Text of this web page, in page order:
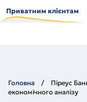
до
основного
Приватним клієнтам
Головна
Піреус
економічного аналізу